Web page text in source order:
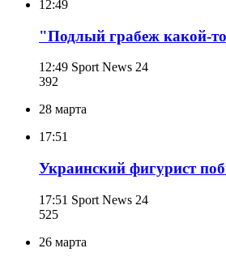
12:49
"Подлый грабеж какой-
12:49 Sport News 24
392
28 марта
17:51
Украинский фигурист
17:51 Sport News 24
525
26 марта